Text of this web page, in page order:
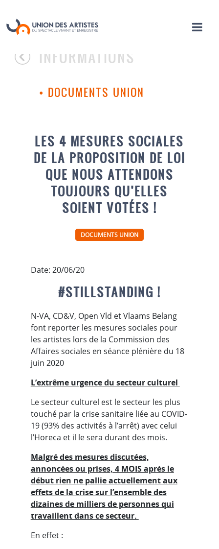
INFORMATIONS
• DOCUMENTS UNION
LES 4 MESURES SOCIALES
DE LA PROPOSITION DE LOI
QUE NOUS ATTENDONS
TOUJOURS QU’ELLES
SOIENT VOTÉES !
DOCUMENTS UNION
Date: 20/06/20
#STILLSTANDING !
N-VA, CD&V, Open Vld et Vlaams Belang
font reporter les mesures sociales pour
les artistes lors de la Commission des
Affaires sociales en séance plénière du 18
juin 2020
L’extrême urgence du secteur culturel
Le secteur culturel est le secteur les plus
touché par la crise sanitaire liée au COVID-
19 (93% des activités à l’arrêt) avec celui
l’Horeca et il le sera durant des mois.
Malgré des mesures discutées,
annoncées ou prises, 4 MOIS après le
début rien ne pallie actuellement aux
effets de la crise sur l’ensemble des
dizaines de milliers de personnes qui
travaillent dans ce secteur.
En effet :